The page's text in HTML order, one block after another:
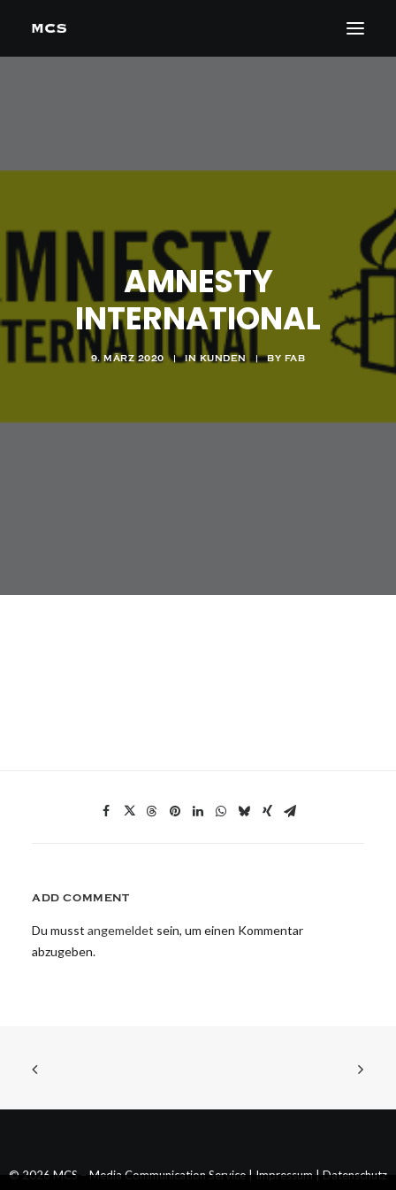
AMNESTY
INTERNATIONAL
9. MÄRZ 2020 | IN KUNDEN | BY FAB
ADD COMMENT
Du musst angemeldet sein, um einen Kommentar
abzugeben.
© 2026 MCS – Media Communication Service | Impressum | Datenschutz